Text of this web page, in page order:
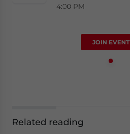
4:00 PM
JOIN EVENT
Related reading